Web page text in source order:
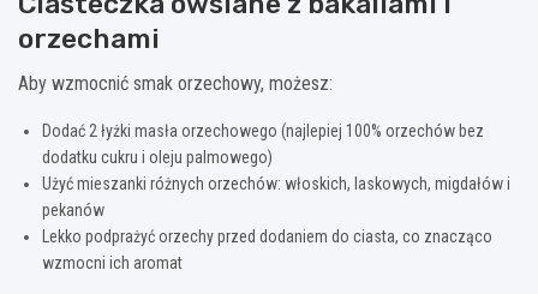
orzechami
Aby wzmocnić smak orzechowy, możesz:
Dodać 2 łyżki masła orzechowego (najlepiej 100% orzechów bez
dodatku cukru i oleju palmowego)
Użyć mieszanki różnych orzechów: włoskich, laskowych, migdałów i
pekanów
Lekko podprażyć orzechy przed dodaniem do ciasta, co znacząco
wzmocni ich aromat